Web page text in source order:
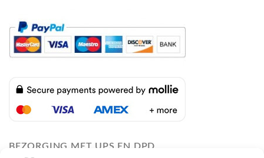
BEZORGING MET UPS EN DPD